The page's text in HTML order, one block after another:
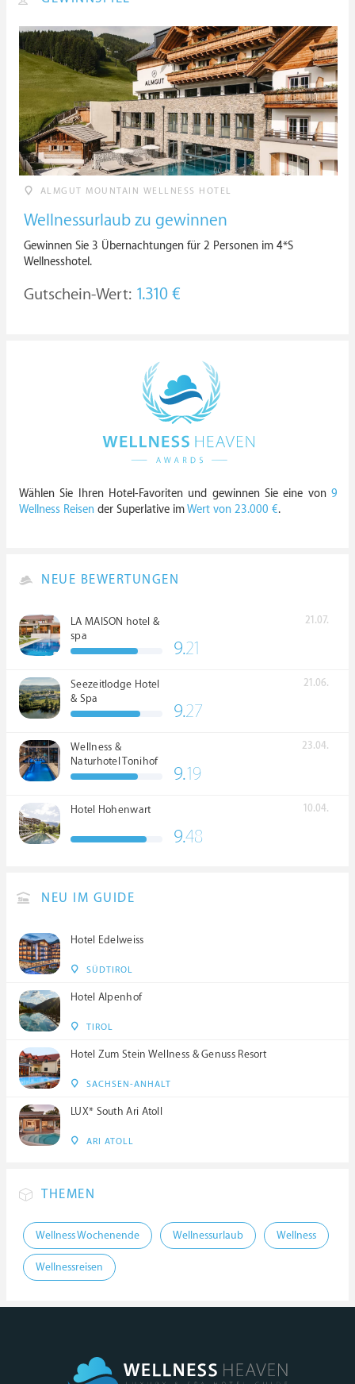
ALMGUT MOUNTAIN WELLNESS HOTEL
Wellnessurlaub zu gewinnen
Gewinnen Sie 3 Übernachtungen für 2 Personen im 4*S
Wellnesshotel.
Gutschein-Wert: 1.310 €
Wählen Sie Ihren Hotel-Favoriten und gewinnen Sie eine von 9
Wellness Reisen der Superlative imWert von 23.000 €.
NEUE BEWERTUNGEN
LA MAISON hotel &
spa
21.07.
9.21
Seezeitlodge Hotel
& Spa
21.06.
9.27
Wellness &
Naturhotel Tonihof
****S
23.04.
9.19
Hotel Hohenwart 10.04.
9.48
NEU IM GUIDE
Hotel Edelweiss
SÜDTIROL
Hotel Alpenhof
TIROL
Hotel Zum Stein Wellness & Genuss Resort
SACHSEN-ANHALT
LUX* South Ari Atoll
ARI ATOLL
THEMEN
Wellness Wochenende Wellnessurlaub Wellness
Wellnessreisen